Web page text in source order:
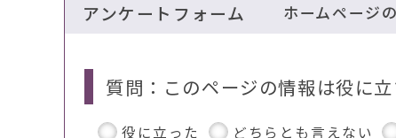
アンケートフォーム ホームページ
質問：このページの情報は役に
役に立った どちらとも言えない